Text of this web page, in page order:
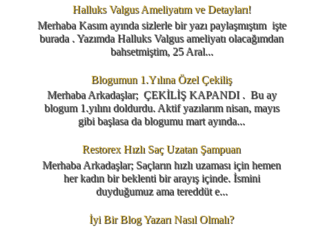
Halluks Valgus Ameliyatım ve Detayları!
Merhaba Kasım ayında sizlerle bir yazı paylaşmıştım işte
burada . Yazımda Halluks Valgus ameliyatı olacağımdan
bahsetmiştim, 25 Aral...
Blogumun 1.Yılına Özel Çekiliş
Merhaba Arkadaşlar; ÇEKİLİŞ KAPANDI . Bu ay
blogum 1.yılını doldurdu. Aktif yazılarım nisan, mayıs
gibi başlasa da blogumu mart ayında...
Restorex Hızlı Saç Uzatan Şampuan
Merhaba Arkadaşlar; Saçların hızlı uzaması için hemen
her kadın bir beklenti bir arayış içinde. İsmini
duyduğumuz ama tereddüt e...
İyi Bir Blog Yazarı Nasıl Olmalı?